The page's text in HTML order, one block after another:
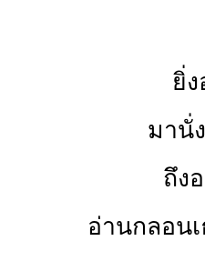
ยิ่
มานั่
ถึง
อ่านกลอน